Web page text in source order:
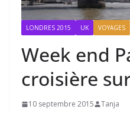
LONDRES 2015 UK VOYAGES
Week end
croisière
10 septembre 2015 Tanja